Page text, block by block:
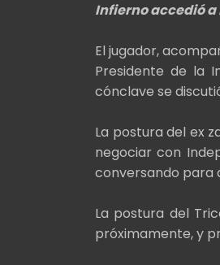
Infierno accedió a
El jugador,
Presidente de la
cónclave se
La postura del ex
negociar con
conversando para
La postura del
próximamente, y